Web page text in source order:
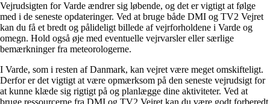
Vejrudsigten for Varde ændrer sig løbende, og det er vigtigt at følge
med i de seneste opdateringer. Ved at bruge både DMI og TV2 Vejret
kan du få et bredt og pålideligt billede af vejrforholdene i Varde og
omegn. Hold også øje med eventuelle vejrvarsler eller særlige
bemærkninger fra meteorologerne.
I Varde, som i resten af Danmark, kan vejret være meget omskifteligt.
Derfor er det vigtigt at være opmærksom på den seneste vejrudsigt for
at kunne klæde sig rigtigt på og planlægge dine aktiviteter. Ved at